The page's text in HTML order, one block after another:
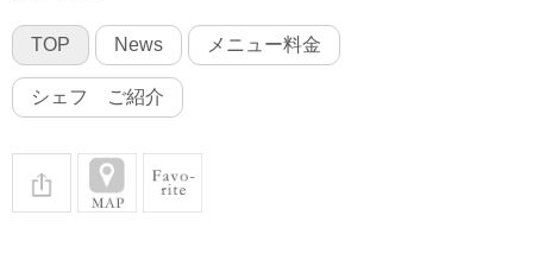
TOP News メニュー料金
シェフ ご紹介